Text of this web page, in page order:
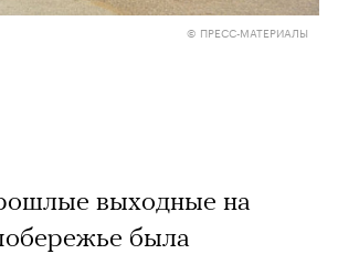
© ПРЕСС-МАТЕРИАЛЫ
выходные на
была